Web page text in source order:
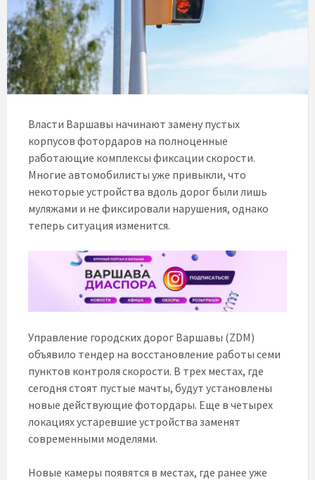
Власти Варшавы начинают замену пустых
корпусов фотордаров на полноценные
работающие комплексы фиксации скорости.
Многие автомобилисты уже привыкли, что
некоторые устройства вдоль дорог были лишь
муляжами и не фиксировали нарушения, однако
теперь ситуация изменится.
Управление городских дорог Варшавы (ZDM)
объявило тендер на восстановление работы семи
пунктов контроля скорости. В трех местах, где
сегодня стоят пустые мачты, будут установлены
новые действующие фотордары. Еще в четырех
локациях устаревшие устройства заменят
современными моделями.
Новые камеры появятся в местах, где ранее уже